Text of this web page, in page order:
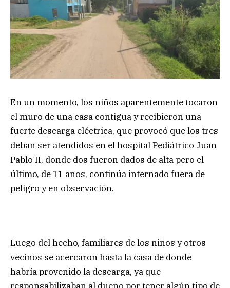
En un momento, los niños aparentemente tocaron
el muro de una casa contigua y recibieron una
fuerte descarga eléctrica, que provocó que los tres
deban ser atendidos en el hospital Pediátrico Juan
Pablo II, donde dos fueron dados de alta pero el
último, de 11 años, continúa internado fuera de
peligro y en observación.
Luego del hecho, familiares de los niños y otros
vecinos se acercaron hasta la casa de donde
habría provenido la descarga, ya que